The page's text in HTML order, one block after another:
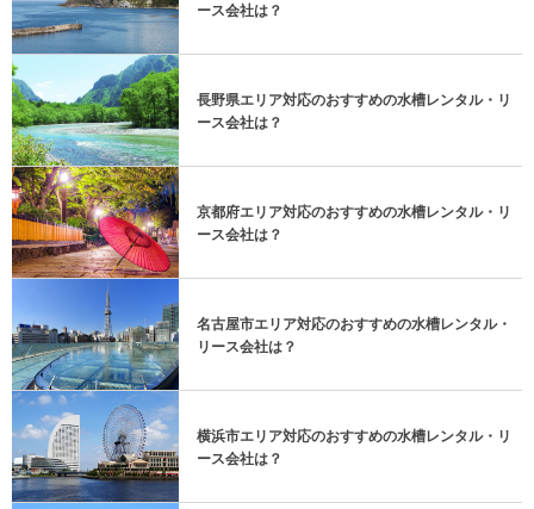
ース会社は？
長野県エリア対応のおすすめの水槽レンタル・リ
ース会社は？
京都府エリア対応のおすすめの水槽レンタル・リ
ース会社は？
名古屋市エリア対応のおすすめの水槽レンタル・
リース会社は？
横浜市エリア対応のおすすめの水槽レンタル・リ
ース会社は？